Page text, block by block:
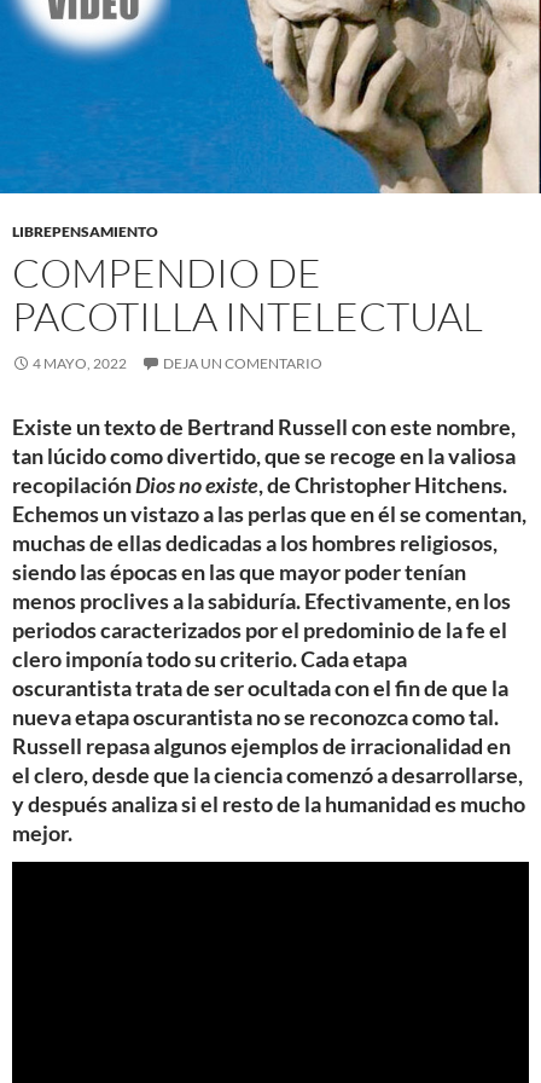
LIBREPENSAMIENTO
COMPENDIO DE
PACOTILLA INTELECTUAL
4 MAYO, 2022 DEJA UN COMENTARIO
Existe un texto de Bertrand Russell con este nombre,
tan lúcido como divertido, que se recoge en la valiosa
recopilaciónDios no existe, de Christopher Hitchens.
Echemos un vistazo a las perlas que en él se comentan,
muchas de ellas dedicadas a los hombres religiosos,
siendo las épocas en las que mayor poder tenían
menos proclives a la sabiduría. Efectivamente, en los
periodos caracterizados por el predominio de la fe el
clero imponía todo su criterio. Cada etapa
oscurantista trata de ser ocultada con el fin de que la
nueva etapa oscurantista no se reconozca como tal.
Russell repasa algunos ejemplos de irracionalidad en
el clero, desde que la ciencia comenzó a desarrollarse,
y después analiza si el resto de la humanidad es mucho
mejor.